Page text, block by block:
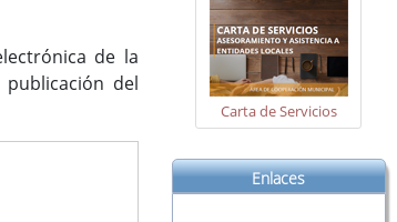
de la
del
Carta de Servicios
Enlaces